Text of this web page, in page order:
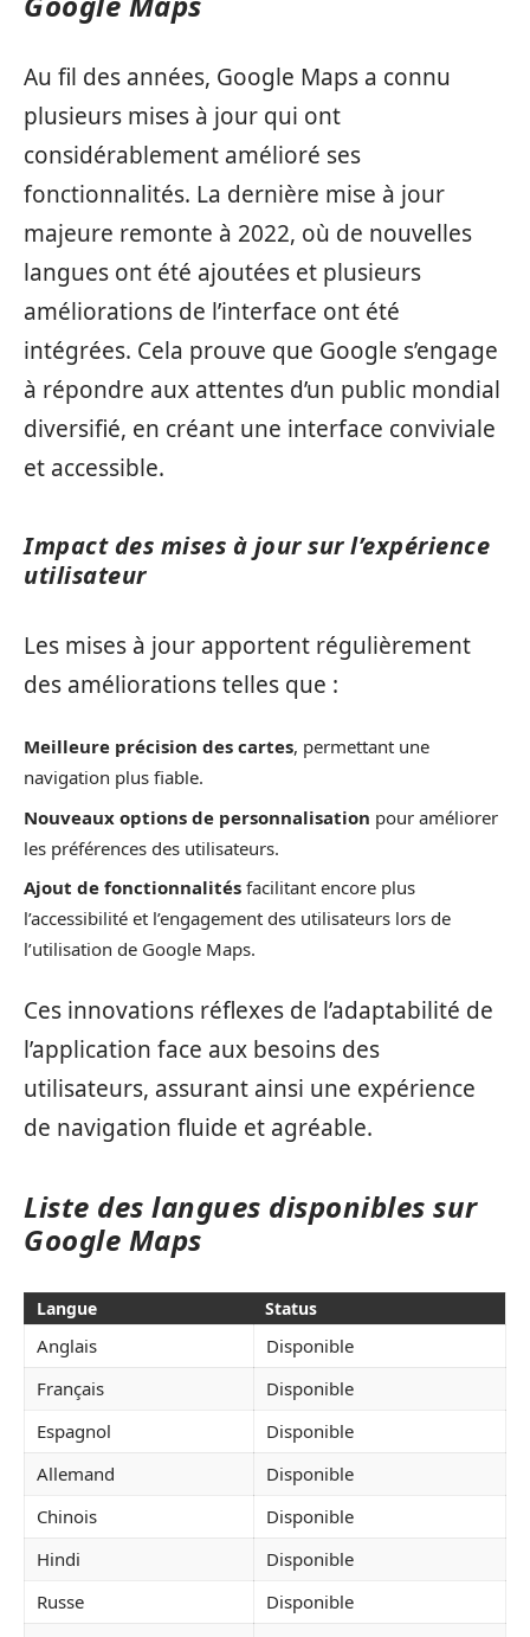
Au fil des années, Google Maps a connu
plusieurs mises à jour qui ont
considérablement amélioré ses
fonctionnalités. La dernière mise à jour
majeure remonte à 2022, où de nouvelles
langues ont été ajoutées et plusieurs
améliorations de l’interface ont été
intégrées. Cela prouve que Google s’engage
à répondre aux attentes d’un public mondial
diversifié, en créant une interface conviviale
et accessible.
Impact des mises à jour sur l’expérience
utilisateur
Les mises à jour apportent régulièrement
des améliorations telles que :
Meilleure précision des cartes, permettant une
navigation plus fiable.
Nouveaux options de personnalisation pour améliorer
les préférences des utilisateurs.
Ajout de fonctionnalités facilitant encore plus
l’accessibilité et l’engagement des utilisateurs lors de
l’utilisation de Google Maps.
Ces innovations réflexes de l’adaptabilité de
l’application face aux besoins des
utilisateurs, assurant ainsi une expérience
de navigation fluide et agréable.
Liste des langues disponibles sur
Google Maps
Langue Status
Anglais
Disponible
Français
Disponible
Espagnol
Disponible
Allemand
Disponible
Chinois
Disponible
Hindi
Disponible
Russe
Disponible